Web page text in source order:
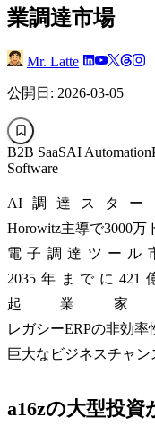
業調達市場
Mr. Latte
公開日: 2026-03-05
B2B SaaSAI Automation
Software
AI調達スター
Horowitz主導で3000万
電子調達ツール
2035年までに
起業
レガシーERPの非効
巨大なビジネスチャン
a16zの大型投